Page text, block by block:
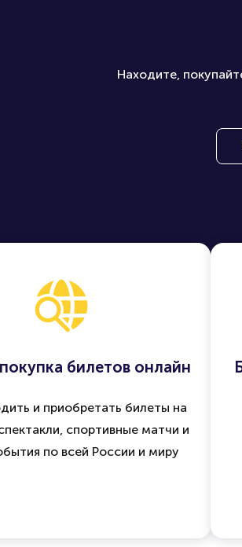
Находите,
билетов онлайн
и приобретать билеты на
спортивные матчи и
по всей России и миру